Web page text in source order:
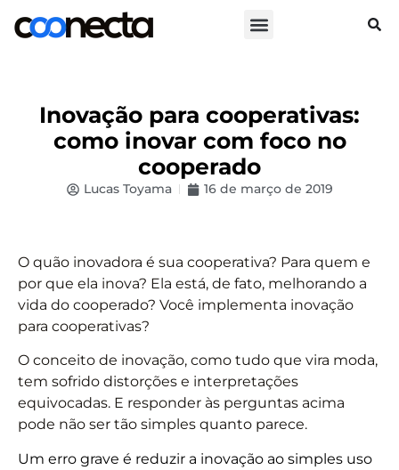
Inovação para cooperativas:
como inovar com foco no
cooperado
Lucas Toyama 16 de março de 2019
O quão inovadora é sua cooperativa? Para quem e
por que ela inova? Ela está, de fato, melhorando a
vida do cooperado? Você implementa inovação
para cooperativas?
O conceito de inovação, como tudo que vira moda,
tem sofrido distorções e interpretações
equivocadas. E responder às perguntas acima
pode não ser tão simples quanto parece.
Um erro grave é reduzir a inovação ao simples uso